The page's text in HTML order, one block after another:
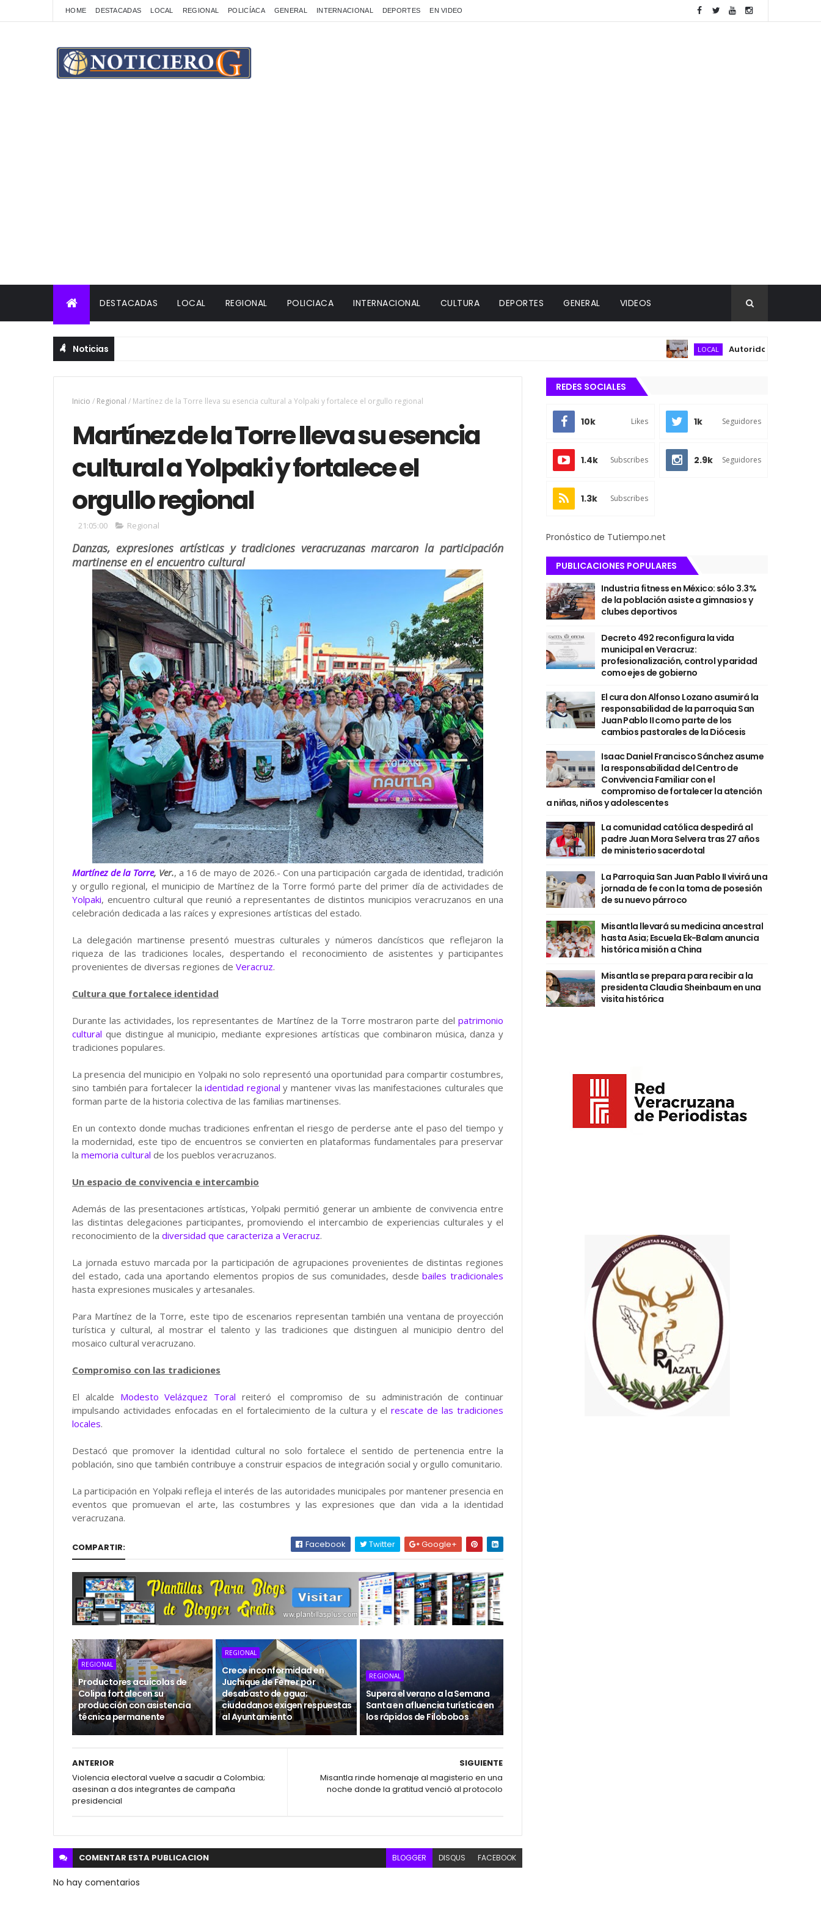
HOME DESTACADAS LOCAL REGIONAL POLICÍACA GENERAL INTERNACIONAL DEPORTES EN VIDEO
DESTACADAS LOCAL REGIONAL POLICIACA INTERNACIONAL CULTURA DEPORTES GENERAL VIDEOS
Noticias LOCAL Autoridades municipales y
Inicio / Regional / Martínez de la Torre lleva su esencia cultural a Yolpaki y fortalece el orgullo regional
Martínez de la Torre lleva su esencia
cultural a Yolpaki y fortalece el
orgullo regional
21:05:00 Regional
Danzas, expresiones artísticas y tradiciones veracruzanas marcaron la participación
martinense en el encuentro cultural
Martínez de la Torre, Ver., a 16 de mayo de 2026.- Con una participación cargada de identidad, tradición
y orgullo regional, el municipio de Martínez de la Torre formó parte del primer día de actividades de
Yolpaki, encuentro cultural que reunió a representantes de distintos municipios veracruzanos en una
celebración dedicada a las raíces y expresiones artísticas del estado.
La delegación martinense presentó muestras culturales y números dancísticos que reflejaron la
riqueza de las tradiciones locales, despertando el reconocimiento de asistentes y participantes
provenientes de diversas regiones de Veracruz.
Cultura que fortalece identidad
Durante las actividades, los representantes de Martínez de la Torre mostraron parte delpatrimonio
cultural que distingue al municipio, mediante expresiones artísticas que combinaron música, danza y
tradiciones populares.
La presencia del municipio en Yolpaki no solo representó una oportunidad para compartir costumbres,
sino también para fortalecer laidentidad regional y mantener vivas las manifestaciones culturales que
forman parte de la historia colectiva de las familias martinenses.
En un contexto donde muchas tradiciones enfrentan el riesgo de perderse ante el paso del tiempo y
la modernidad, este tipo de encuentros se convierten en plataformas fundamentales para preservar
la memoria cultural de los pueblos veracruzanos.
Un espacio de convivencia e intercambio
Además de las presentaciones artísticas, Yolpaki permitió generar un ambiente de convivencia entre
las distintas delegaciones participantes, promoviendo el intercambio de experiencias culturales y el
reconocimiento de la diversidad que caracteriza a Veracruz.
La jornada estuvo marcada por la participación de agrupaciones provenientes de distintas regiones
del estado, cada una aportando elementos propios de sus comunidades, desdebailes tradicionales
hasta expresiones musicales y artesanales.
Para Martínez de la Torre, este tipo de escenarios representan también una ventana de proyección
turística y cultural, al mostrar el talento y las tradiciones que distinguen al municipio dentro del
mosaico cultural veracruzano.
Compromiso con las tradiciones
El alcalde Modesto Velázquez Toral reiteró el compromiso de su administración de continuar
impulsando actividades enfocadas en el fortalecimiento de la cultura y el rescate de las tradiciones
locales.
Destacó que promover la identidad cultural no solo fortalece el sentido de pertenencia entre la
población, sino que también contribuye a construir espacios de integración social y orgullo comunitario.
La participación en Yolpaki refleja el interés de las autoridades municipales por mantener presencia en
eventos que promuevan el arte, las costumbres y las expresiones que dan vida a la identidad
veracruzana.
COMPARTIR: Facebook Twitter Google+
REGIONAL
Productores acuícolas de
Colipa fortalecen su
producción con asistencia
técnica permanente
REGIONAL
Crece inconformidad en
Juchique de Ferrer por
desabasto de agua;
ciudadanos exigen respuestas
al Ayuntamiento
REGIONAL
Supera el verano a la Semana
Santa en afluencia turística en
los rápidos de Filobobos
SIGUIENTE
Misantla rinde homenaje al magisterio en una
noche donde la gratitud venció al protocolo
ANTERIOR
Violencia electoral vuelve a sacudir a Colombia;
asesinan a dos integrantes de campaña
presidencial
COMENTAR ESTA PUBLICACION BLOGGER DISQUS FACEBOOK
No hay comentarios
REDES SOCIALES
10k Likes 1k Seguidores
1.4k Subscribes 2.9k Seguidores
1.3k Subscribes
Pronóstico de Tutiempo.net
PUBLICACIONES POPULARES
Industria fitness en México: sólo 3.3%
de la población asiste a gimnasios y
clubes deportivos
Decreto 492 reconfigura la vida
municipal en Veracruz:
profesionalización, control y paridad
como ejes de gobierno
El cura don Alfonso Lozano asumirá la
responsabilidad de la parroquia San
Juan Pablo II como parte de los
cambios pastorales de la Diócesis
Isaac Daniel Francisco Sánchez asume
la responsabilidad del Centro de
Convivencia Familiar con el
compromiso de fortalecer la atención
a niñas, niños y adolescentes
La comunidad católica despedirá al
padre Juan Mora Selvera tras 27 años
de ministerio sacerdotal
La Parroquia San Juan Pablo II vivirá una
jornada de fe con la toma de posesión
de su nuevo párroco
Misantla llevará su medicina ancestral
hasta Asia; Escuela Ek-Balam anuncia
histórica misión a China
Misantla se prepara para recibir a la
presidenta Claudia Sheinbaum en una
visita histórica